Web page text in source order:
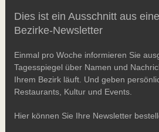
Dies ist ein Ausschnitt aus
Bezirke-Newsletter
Einmal pro Woche informieren Sie
Tagesspiegel über Namen und
Ihrem Bezirk läuft. Und geben
Restaurants, Kultur und Events.
Hier können Sie Ihre Newsletter